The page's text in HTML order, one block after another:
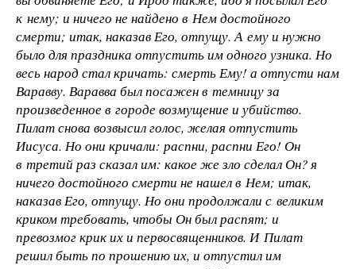
к нему; и ничего не найдено в Нем достойного
смерти; итак, наказав Его, отпущу. А ему и нужно
было для праздника отпустить им одного узника. Но
весь народ стал кричать: смерть Ему! а отпусти нам
Варавву. Варавва был посажен в темницу за
произведенное в городе возмущение и убийство.
Пилат снова возвысил голос, желая отпустить
Иисуса. Но они кричали: распни, распни Его! Он
в третий раз сказал им: какое же зло сделал Он? я
ничего достойного смерти не нашел в Нем; итак,
наказав Его, отпущу. Но они продолжали с великим
криком требовать, чтобы Он был распят; и
превозмог крик их и первосвященников. И Пилат
решил быть по прошению их, и отпустил им